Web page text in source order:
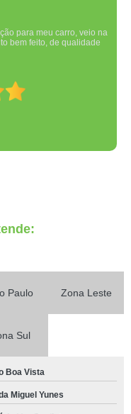
para meu carro, veio na
bem feito, de qualidade
Paulo Zona Leste
Sul
Boa Vista
Miguel Yunes